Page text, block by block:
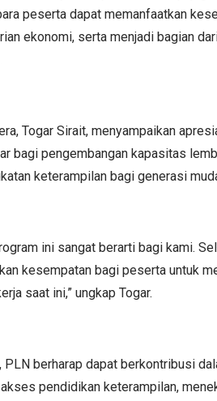
peserta dapat memanfaatkan
ekonomi, serta menjadi bagian
Togar Sirait, menyampaikan
bagi pengembangan kapasitas
keterampilan bagi generasi
ini sangat berarti bagi kami.
kesempatan bagi peserta untuk
saat ini,” ungkap Togar.
berharap dapat berkontribusi
pendidikan keterampilan,